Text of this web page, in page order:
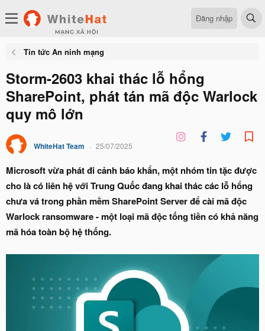
Đăng nhập
Tin tức An ninh mạng
Storm-2603 khai thác lỗ hổng
SharePoint, phát tán mã độc Warlock
quy mô lớn
WhiteHat Team 25/07/2025
Microsoft vừa phát đi cảnh báo khẩn, một nhóm tin tặc được
cho là có liên hệ với Trung Quốc đang khai thác các lỗ hổng
chưa vá trong phần mềm SharePoint Server để cài mã độc
Warlock ransomware - một loại mã độc tống tiền có khả năng
mã hóa toàn bộ hệ thống.